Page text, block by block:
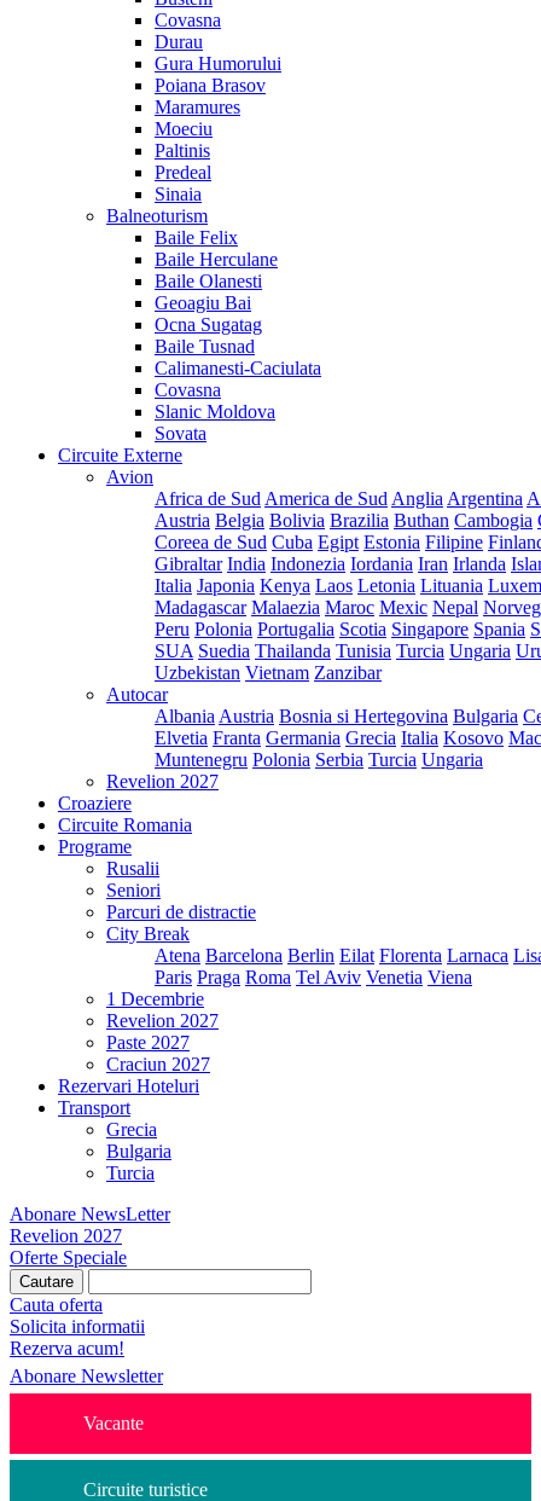
Covasna
Durau
Gura Humorului
Poiana Brasov
Maramures
Moeciu
Paltinis
Predeal
Sinaia
Balneoturism
Baile Felix
Baile Herculane
Baile Olanesti
Geoagiu Bai
Ocna Sugatag
Baile Tusnad
Calimanesti-Caciulata
Covasna
Slanic Moldova
Sovata
Circuite Externe
Avion
Africa de Sud America de Sud Anglia Argentina
Austria Belgia Bolivia Brazilia Buthan Cambogia
Coreea de Sud Cuba Egipt Estonia Filipine
Gibraltar India Indonezia Iordania Iran Irlanda
Italia Japonia Kenya Laos Letonia Lituania
Madagascar Malaezia Maroc Mexic Nepal
Peru Polonia Portugalia Scotia Singapore Spania
SUA Suedia Thailanda Tunisia Turcia Ungaria
Uzbekistan Vietnam Zanzibar
Autocar
Albania Austria Bosnia si Hertegovina Bulgaria
Elvetia Franta Germania Grecia Italia Kosovo
Muntenegru Polonia Serbia Turcia Ungaria
Revelion 2027
Croaziere
Circuite Romania
Programe
Rusalii
Seniori
Parcuri de distractie
City Break
Atena Barcelona Berlin Eilat Florenta Larnaca
Paris Praga Roma Tel Aviv Venetia Viena
1 Decembrie
Revelion 2027
Paste 2027
Craciun 2027
Rezervari Hoteluri
Transport
Grecia
Bulgaria
Turcia
Abonare NewsLetter
Revelion 2027
Oferte Speciale
Cauta oferta
Solicita informatii
Rezerva acum!
Abonare Newsletter
Vacante
Circuite turistice